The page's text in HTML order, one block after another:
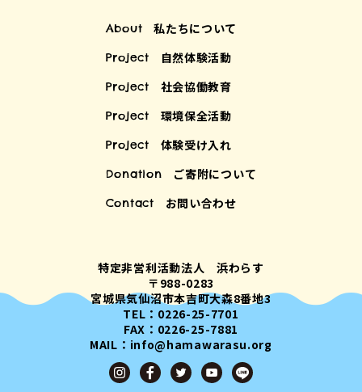
About 私たちについて
Project 自然体験活動
Project 社会協働教育
Project 環境保全活動
Project 体験受け入れ
Donation ご寄附について
Contact お問い合わせ
特定非営利活動法人 浜わらす
〒988-0283
宮城県気仙沼市本吉町大森8番地3
TEL：0226-25-7701
FAX：0226-25-7881
MAIL：info@hamawarasu.org